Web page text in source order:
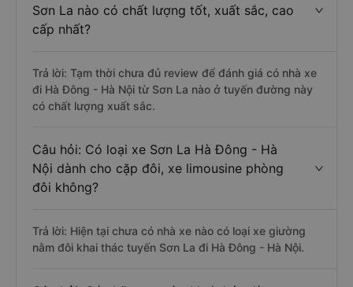
Sơn La nào có chất lượng tốt, xuất sắc, cao
cấp nhất?
Trả lời: Tạm thời chưa đủ review để đánh giá có nhà xe
đi Hà Đông - Hà Nội từ Sơn La nào ở tuyến đường này
có chất lượng xuất sắc.
Câu hỏi: Có loại xe Sơn La Hà Đông - Hà
Nội dành cho cặp đôi, xe limousine phòng
đôi không?
Trả lời: Hiện tại chưa có nhà xe nào có loại xe giường
nằm đôi khai thác tuyến Sơn La đi Hà Đông - Hà Nội.